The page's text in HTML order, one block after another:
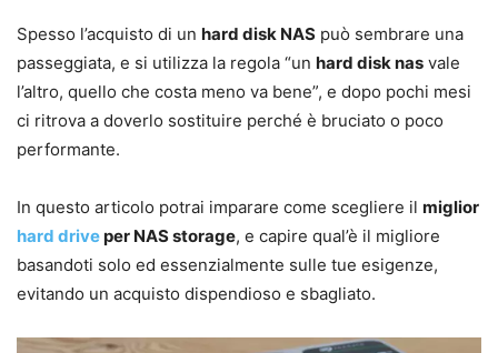
Spesso l’acquisto di un hard disk NAS può sembrare una
passeggiata, e si utilizza la regola “un hard disk nas vale
l’altro, quello che costa meno va bene”, e dopo pochi mesi
ci ritrova a doverlo sostituire perché è bruciato o poco
performante.
In questo articolo potrai imparare come scegliere il miglior
hard driveper NAS storage, e capire qual’è il migliore
basandoti solo ed essenzialmente sulle tue esigenze,
evitando un acquisto dispendioso e sbagliato.